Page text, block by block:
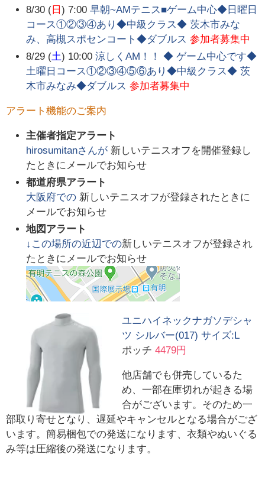
8/30 ( 日) 7:00 早朝~AMテニス■ゲーム中心◆日曜日
コース①②③④あり◆中級クラス◆ 茨木市みな
み、高槻スポセンコート◆ダブルス 参加者募集中
8/29 (土) 10:00 涼しくAM！！ ◆ ゲーム中心です◆
土曜日コース①②③④⑤⑥あり◆中級クラス◆ 茨
木市みなみ◆ダブルス 参加者募集中
アラート機能のご案内
主催者指定アラート
hirosumitanさんが 新しいテニスオフを開催登録し
たときにメールでお知らせ
都道府県アラート
大阪府での 新しいテニスオフが登録されたときに
メールでお知らせ
地図アラート
↓この場所の近辺での新しいテニスオフが登録され
たときにメールでお知らせ
ユニハイネックナガソデシャ
ツ シルバー(017) サイズ:L
ポッチ 4479円
他店舗でも併売しているた
め、一部在庫切れが起きる場
合がございます。そのため一
部取り寄せとなり、遅延やキャンセルとなる場合がござ
います。簡易梱包での発送になります、衣類やぬいぐる
み等は圧縮後の発送になります。